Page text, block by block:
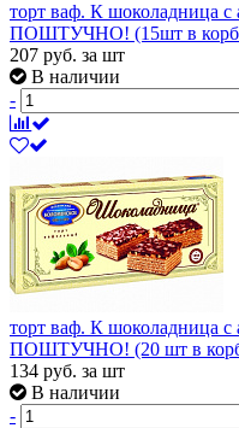
торт ваф. К шоколадница
ПОШТУЧНО! (15шт в
207 руб. за шт
В наличии
-
торт ваф. К шоколадница
ПОШТУЧНО! (20 шт в
134 руб. за шт
В наличии
-